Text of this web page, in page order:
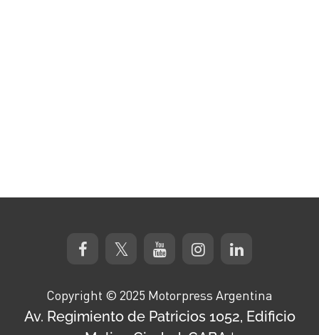
Copyright © 2025 Motorpress Argentina
Av. Regimiento de Patricios 1052, Edificio